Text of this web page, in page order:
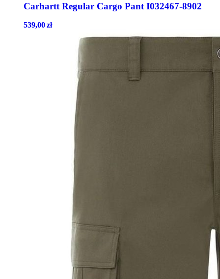
Carhartt Regular Cargo Pant I032467-8902
539,00zł